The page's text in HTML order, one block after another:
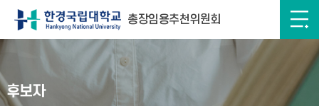
총장임용추천위원회
후보자